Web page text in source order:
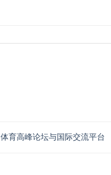
体育高峰论坛与国际交流平台